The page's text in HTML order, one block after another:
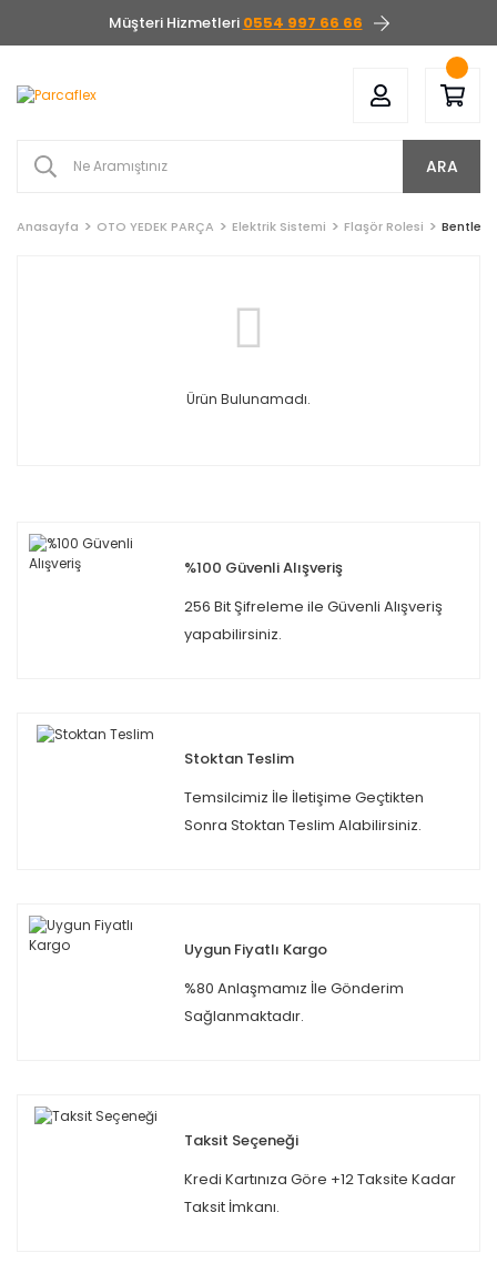
Müşteri Hizmetleri 0554 997 66 66
ARA
Anasayfa OTO YEDEK PARÇA Elektrik Sistemi Flaşör Rolesi Bentley
Ürün Bulunamadı.
%100 Güvenli Alışveriş
256 Bit Şifreleme ile Güvenli Alışveriş
yapabilirsiniz.
Stoktan Teslim
Temsilcimiz İle İletişime Geçtikten
Sonra Stoktan Teslim Alabilirsiniz.
Uygun Fiyatlı Kargo
%80 Anlaşmamız İle Gönderim
Sağlanmaktadır.
Taksit Seçeneği
Kredi Kartınıza Göre +12 Taksite Kadar
Taksit İmkanı.